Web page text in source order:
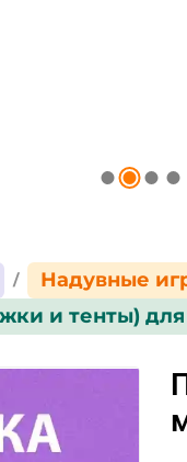
Надувные
и тенты) для